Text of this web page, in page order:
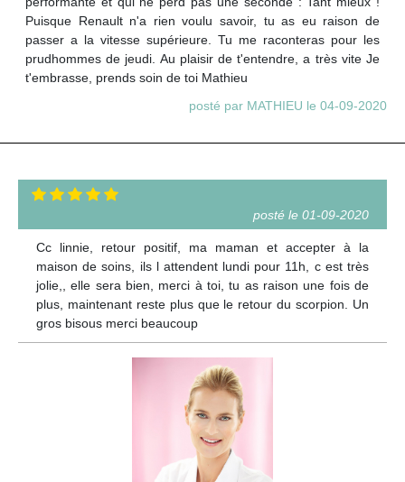
Puisque Renault n'a rien voulu savoir, tu as eu raison de
passer a la vitesse supérieure. Tu me raconteras pour les
prudhommes de jeudi. Au plaisir de t'entendre, a très vite Je
t'embrasse, prends soin de toi Mathieu
posté par MATHIEU le 04-09-2020
posté le 01-09-2020
Cc linnie, retour positif, ma maman et accepter à la
maison de soins, ils l attendent lundi pour 11h, c est très
jolie,, elle sera bien, merci à toi, tu as raison une fois de
plus, maintenant reste plus que le retour du scorpion. Un
gros bisous merci beaucoup